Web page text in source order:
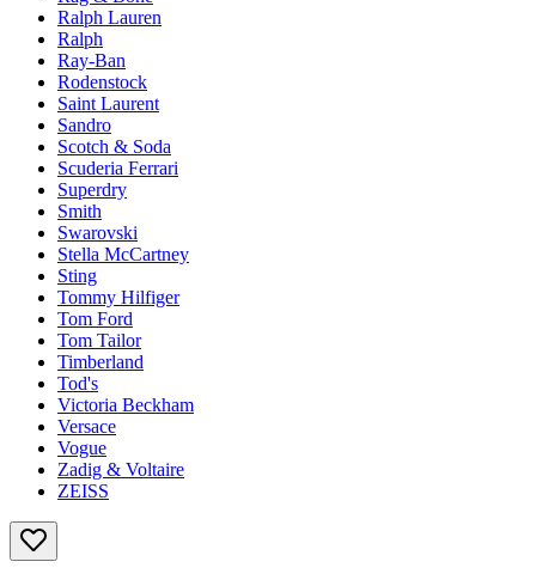
Ralph Lauren
Ralph
Ray-Ban
Rodenstock
Saint Laurent
Sandro
Scotch & Soda
Scuderia Ferrari
Superdry
Smith
Swarovski
Stella McCartney
Sting
Tommy Hilfiger
Tom Ford
Tom Tailor
Timberland
Tod's
Victoria Beckham
Versace
Vogue
Zadig & Voltaire
ZEISS